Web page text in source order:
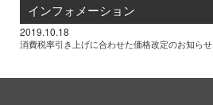
インフォメーション
2019.10.18
消費税率引き上げに合わせた価格改定のお知らせ